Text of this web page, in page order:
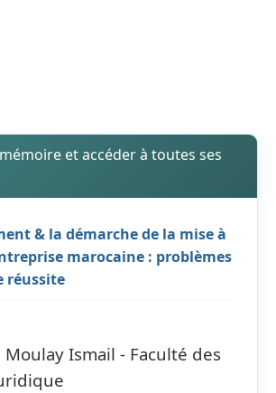
et accéder à toutes ses
& la démarche de la mise à
marocaine : problèmes
réussite
Ismail - Faculté des